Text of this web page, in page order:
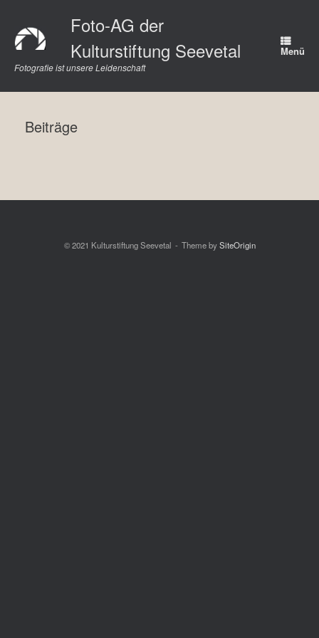
springen
Foto-AG der
Kulturstiftung Seevetal
Fotografie ist unsere Leidenschaft
Menü
Beiträge
© 2021 Kulturstiftung Seevetal Theme bySiteOrigin